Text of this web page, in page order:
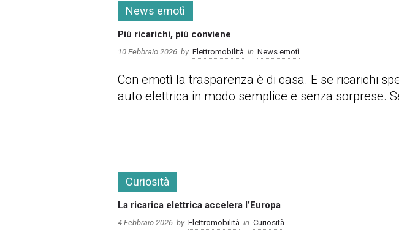
News emotì
Più ricarichi, più conviene
10 Febbraio 2026 by Elettromobilità in News emotì
Con emotì la trasparenza è di casa. E se ricarichi
auto elettrica in modo semplice e senza sorprese.
Curiosità
La ricarica elettrica accelera l’Europa
4 Febbraio 2026 by Elettromobilità in Curiosità